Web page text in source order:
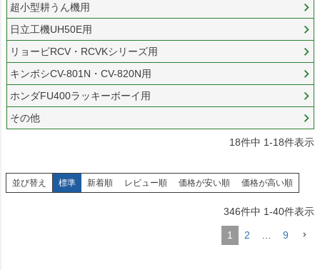
超小型耕うん機用
日立工機UH50E用
リョービRCV・RCVKシリーズ用
キンボシCV-801N・CV-820N用
ホンダFU400ラッキーボーイ用
その他
18件中 1-18件表示
並び替え 標準 新着順 レビュー順 価格が安い順 価格が高い順
346件中 1-40件表示
1 2 … 9